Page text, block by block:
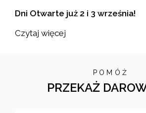
Dni Otwarte już 2 i 3 września!
Czytaj więcej
POMÓŻ
PRZEKAŻ